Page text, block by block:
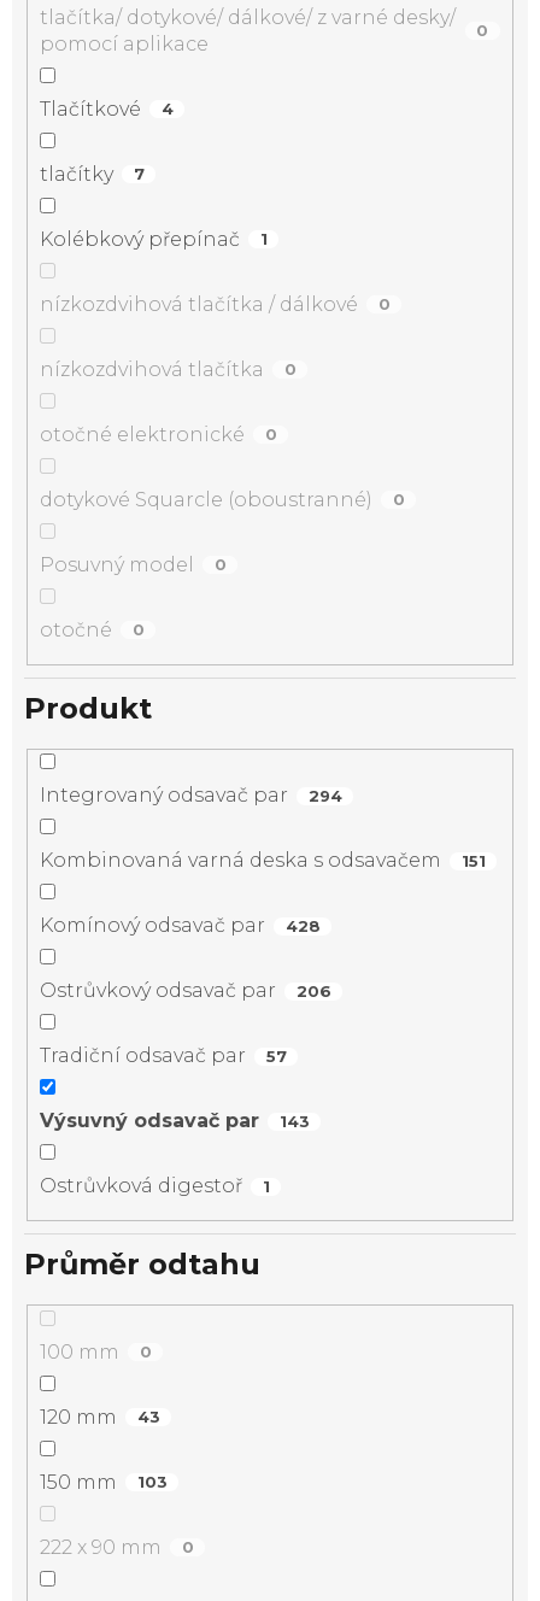
tlačítka/ dotykové/ dálkové/ z varné desky/
pomocí aplikace
0
Tlačítkové 4
tlačítky 7
Kolébkový přepínač 1
nízkozdvihová tlačítka / dálkové 0
nízkozdvihová tlačítka 0
otočné elektronické 0
dotykové Squarcle (oboustranné) 0
Posuvný model 0
otočné 0
Produkt
Integrovaný odsavač par 294
Kombinovaná varná deska s odsavačem 151
Komínový odsavač par 428
Ostrůvkový odsavač par 206
Tradiční odsavač par 57
Výsuvný odsavač par 143
Ostrůvková digestoř 1
Průměr odtahu
100 mm 0
120 mm 43
150 mm 103
222 x 90 mm 0